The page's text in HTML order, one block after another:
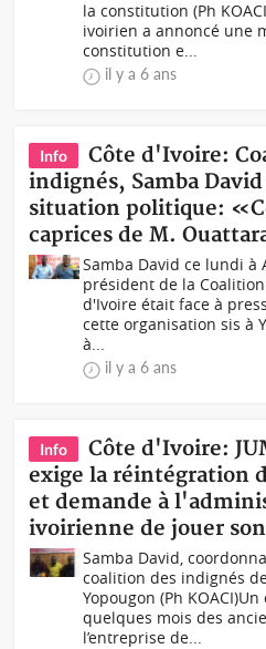
la constitution (Ph
ivoirien a annoncé une
constitution e...
il y a 6 ans
Info
Côte d'Ivoire:
indignés, Samba
situation politique:
caprices de M.
Samba David ce lundi à
président de la
d'Ivoire était face à
cette organisation sis à
à...
il y a 6 ans
Info
Côte d'Ivoire:
exige la réintégration
et demande à
ivoirienne de jouer
Samba David,
coalition des indignés
Yopougon (Ph
quelques mois des
l’entreprise de...